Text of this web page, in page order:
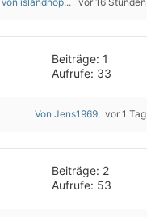
Beiträge: 1
Aufrufe: 33
Von Jens1969 vor 1 Tag
Beiträge: 2
Aufrufe: 53